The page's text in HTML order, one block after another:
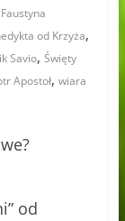
od Krzyża,
Savio, Święty
Apostoł, wiara
od